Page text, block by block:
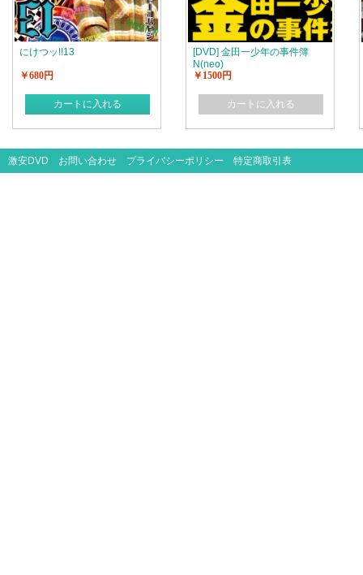
にけつッ!!13
￥680円
カートに入れる
[DVD] 金田一少年の事件簿
N(neo)
￥1500円
カートに入れる
激安DVD お問い合わせ プライバシーポリシー 特定商取引表